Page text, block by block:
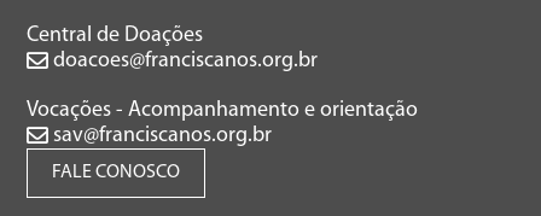
Central de Doações
doacoes@franciscanos.org.br
Vocações - Acompanhamento e orientação
sav@franciscanos.org.br
FALE CONOSCO